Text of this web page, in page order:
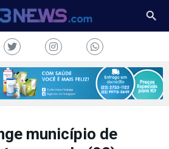
município de